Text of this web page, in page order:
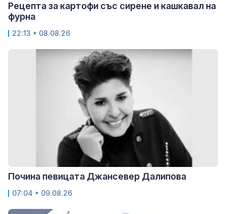
Рецепта за картофи със сирене и кашкавал на
фурна
22:13 • 08.08.26
Почина певицата Джансевер Далипова
07:04 • 09.08.26